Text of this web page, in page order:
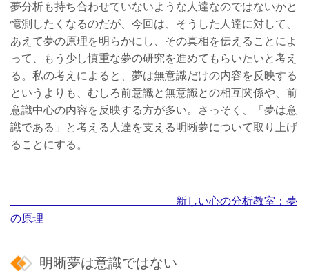
夢分析も持ち合わせていないような人達なのではないかと
憶測したくなるのだが、今回は、そうした人達に対して、
あえて夢の原理を明らかにし、その真相を伝えることによ
って、もう少し慎重な夢の研究を進めてもらいたいと考え
る。私の考えによると、夢は無意識だけの内容を反映する
というよりも、むしろ前意識と無意識との相互関係や、前
意識中心の内容を反映する方が多い。さっそく、「夢は意
識である」と考える人達を支える明晰夢について取り上げ
ることにする。
新しい心の分析教室：夢
の原理
明晰夢は意識ではない